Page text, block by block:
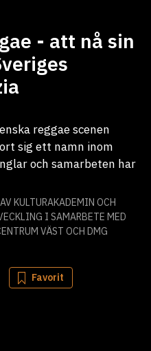
- att nå sin
reggae scenen
sig ett namn inom
och samarbeten har
KULTURAKADEMIN OCH
I SAMARBETE MED
VÄST OCH DMG
Favorit